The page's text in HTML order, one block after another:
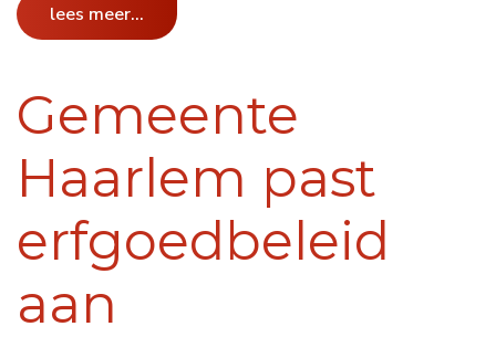
lees meer...
Gemeente
Haarlem past
erfgoedbeleid
aan